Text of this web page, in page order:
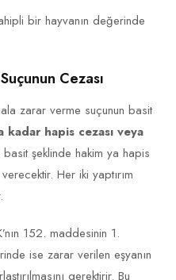
bir hayvanın değerinde
Cezası
zarar verme suçunun basit
kadar hapis cezası veya
basit şeklinde hakim ya hapis
Her iki yaptırım
152. maddesinin 1.
ise zarar verilen eşyanın
gerektirir. Bu